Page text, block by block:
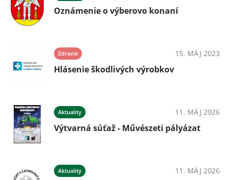
Oznámenie o výberovo konaní
Zdravie 15. MÁJ 2023
Hlásenie škodlivých výrobkov
Aktuality 11. MÁJ 2026
Výtvarná súťaž - Művészeti pályázat
Aktuality 11. MÁJ 2026